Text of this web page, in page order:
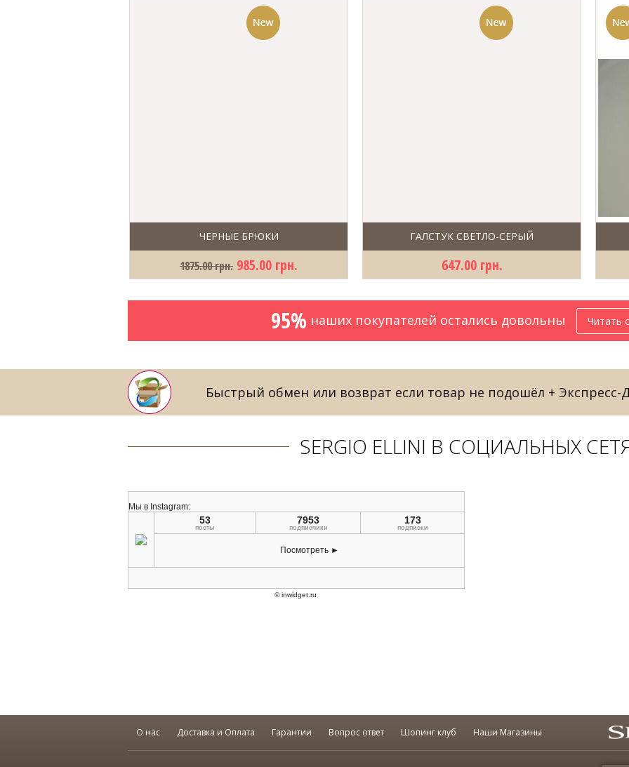
ЧЕРНЫЕ БРЮКИ
1875.00 грн. 985.00 грн.
ГАЛСТУК СВЕТЛО-СЕРЫЙ
647.00 грн.
95% наших покупателей остались довольны Читать
Быстрый обмен или возврат если товар не подошёл + Экспресс-
SERGIO ELLINI В СОЦИАЛЬНЫХ
О нас Доставка и Оплата Гарантии Вопрос ответ Шопинг клуб Наши Магазины